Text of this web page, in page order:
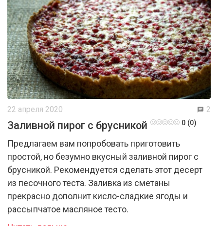
22 апреля 2020 2
Заливной пирог с брусникой 0 (0)
Предлагаем вам попробовать приготовить
простой, но безумно вкусный заливной пирог с
брусникой. Рекомендуется сделать этот десерт
из песочного теста. Заливка из сметаны
прекрасно дополнит кисло-сладкие ягоды и
рассыпчатое масляное тесто.